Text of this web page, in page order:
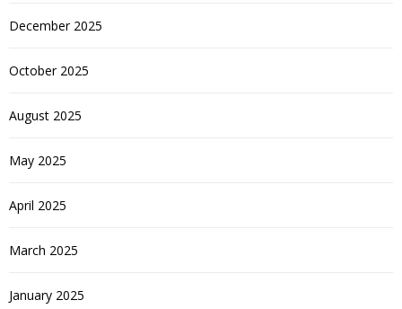
December 2025
October 2025
August 2025
May 2025
April 2025
March 2025
January 2025